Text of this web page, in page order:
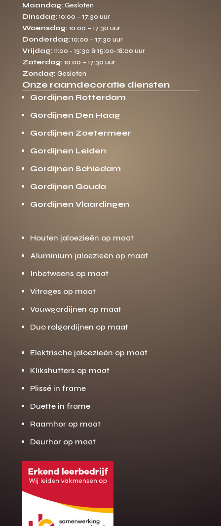
Gratis offerte
op maat?
Maandag: Gesloten
Dinsdag: 10:00 – 17:30 uur
Woensdag: 10:00 – 17:30 uur
Donderdag: 10:00 – 17:30 uur
Vrijdag: 11:00 - 13:30 & 15:00-18:00 uur
Zaterdag: 10:00 – 17:30 uur
Zondag: Gesloten
Onze raamdecoratie diensten
Gordijnen Rotterdam
Gordijnen Den Haag
Gordijnen Zoetermeer
Gordijnen Leiden
Gordijnen Schiedam
Gordijnen Gouda
Gordijnen Vlaardingen
Houten jaloezieën op maat
Aluminium jaloezieën op maat
Inbetweens op maat
Vitrages op maat
Vouwgordijnen op maat
Duo rolgordijnen op maat
Elektrische jaloezieën op maat
Klikshutters op maat
Plissé in frame
Duette in frame
Raamhor op maat
Deurhor op maat